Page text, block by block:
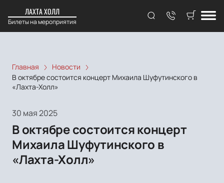
ЛАХТА ХОЛЛ
Билеты на мероприятия
Главная
Новости
В октябре состоится концерт Михаила Шуфутинского в
«Лахта-Холл»
30 мая 2025
В октябре состоится концерт
Михаила Шуфутинского в
«Лахта-Холл»